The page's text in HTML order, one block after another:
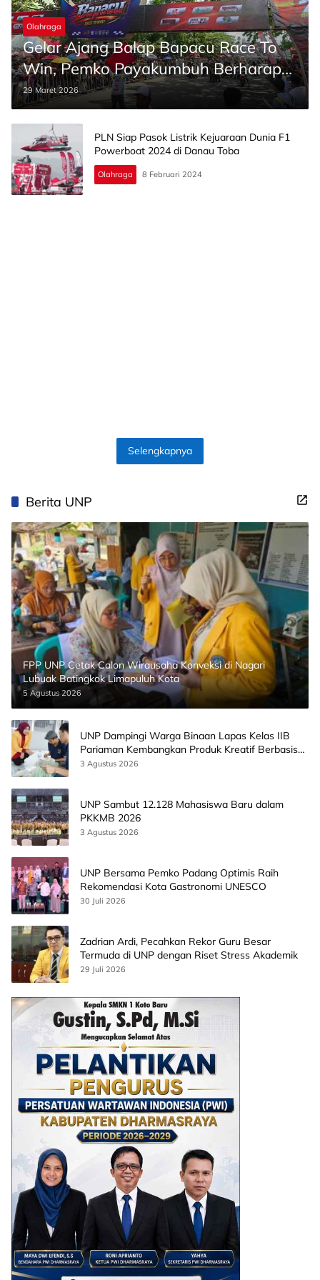
Olahraga
Gelar Ajang Balap Bapacu Race To
Win, Pemko Payakumbuh Berharap
Tak Ada Lagi Balap Liar
29 Maret 2026
PLN Siap Pasok Listrik Kejuaraan Dunia F1
Powerboat 2024 di Danau Toba
Olahraga 8 Februari 2024
Selengkapnya
Berita UNP
FPP UNP Cetak Calon Wirausaha Konveksi di Nagari
Lubuak Batingkok Limapuluh Kota
5 Agustus 2026
UNP Dampingi Warga Binaan Lapas Kelas IIB
Pariaman Kembangkan Produk Kreatif Berbasis
AI
3 Agustus 2026
UNP Sambut 12.128 Mahasiswa Baru dalam
PKKMB 2026
3 Agustus 2026
UNP Bersama Pemko Padang Optimis Raih
Rekomendasi Kota Gastronomi UNESCO
30 Juli 2026
Zadrian Ardi, Pecahkan Rekor Guru Besar
Termuda di UNP dengan Riset Stress Akademik
29 Juli 2026